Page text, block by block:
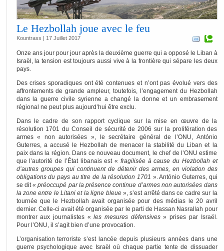
Le Hezbollah joue avec le feu
Kountrass | 17 Juillet 2017
Onze ans jour pour jour après la deuxième guerre qui a opposé le Liban à
Israël, la tension est toujours aussi vive à la frontière qui sépare les deux
pays.
Des crises sporadiques ont été contenues et n’ont pas évolué vers des
affrontements de grande ampleur, toutefois, l’engagement du Hezbollah
dans la guerre civile syrienne a changé la donne et un embrasement
régional ne peut plus aujourd’hui être exclu.
Dans le cadre de son rapport cyclique sur la mise en œuvre de la
résolution 1701 du Conseil de sécurité de 2006 sur la prolifération des
armes « non autorisées », le secrétaire général de l’ONU, António
Guterres, a accusé le Hezbollah de menacer la stabilité du Liban et la
paix dans la région. Dans ce nouveau document, le chef de l’ONU estime
que l’autorité de l’État libanais est « fragilisée à cause du Hezbollah et
d’autres groupes qui continuent de détenir des armes, en violation des
obligations du pays au titre de la résolution 1701 ». António Guterres, qui
se dit« préoccupé par la présence continue d’armes non autorisées dans
la zone entre le Litani et la ligne bleue», s’est arrêté dans ce cadre sur la
tournée que le Hezbollah avait organisée pour des médias le 20 avril
dernier. Celle-ci avait été organisée par le parti de Hassan Nasrallah pour
montrer aux journalistes «les mesures défensives» prises par Israël.
Pour l’ONU, il s’agit bien d’une provocation.
L’organisation terroriste s’est lancée depuis plusieurs années dans une
guerre psychologique avec Israël où chaque partie tente de dissuader